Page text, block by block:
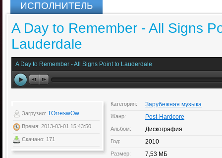
ИСПОЛНИТЕЛЬ
A Day to Remember - All Signs
Lauderdale
A Day to Remember - All Signs Point to Lauderdale
Загрузил: TOrreswOw
Время: 2013-03-01 15:43:50
Скачано: 171
Категория: Зарубежная музыка
Жанр: Post-Hardcore
Альбом: Дискография
Год: 2010
Размер: 7,53 МБ